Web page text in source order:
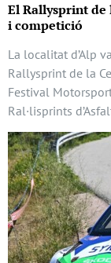
El Rallysprint de
i competició
La localitat d’Alp
Rallysprint de la
Festival
Ral·lisprints